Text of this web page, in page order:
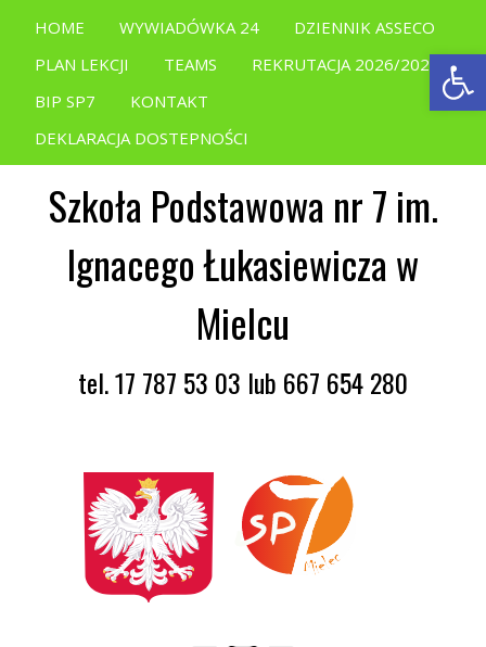
HOME WYWIADÓWKA 24
DZIENNIK ASSECO
PLAN LEKCJI
TEAMS
REKRUTACJA 2026/2027
BIP SP7
KONTAKT
DEKLARACJA DOSTEPNOŚCI
Szkoła Podstawowa nr 7 im.
Ignacego Łukasiewicza w
Mielcu
tel. 17 787 53 03 lub 667 654 280